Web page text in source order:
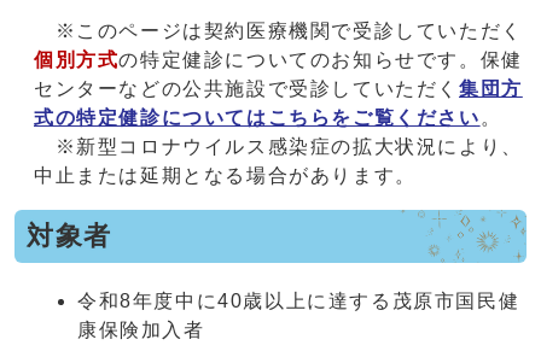
※このページは契約医療機関で受診していただく
個別方式の特定健診についてのお知らせです。保健
センターなどの公共施設で受診していただく 集団方
式の特定健診についてはこちらをご覧ください 。
※新型コロナウイルス感染症の拡大状況により、
中止または延期となる場合があります。
対象者
令和8年度中に40歳以上に達する茂原市国民健
康保険加入者